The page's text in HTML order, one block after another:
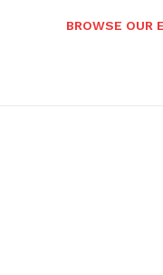
BROWSE OUR